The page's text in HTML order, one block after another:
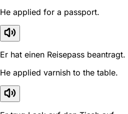
He applied for a passport.
Er hat einen Reisepass beantragt.
He applied varnish to the table.